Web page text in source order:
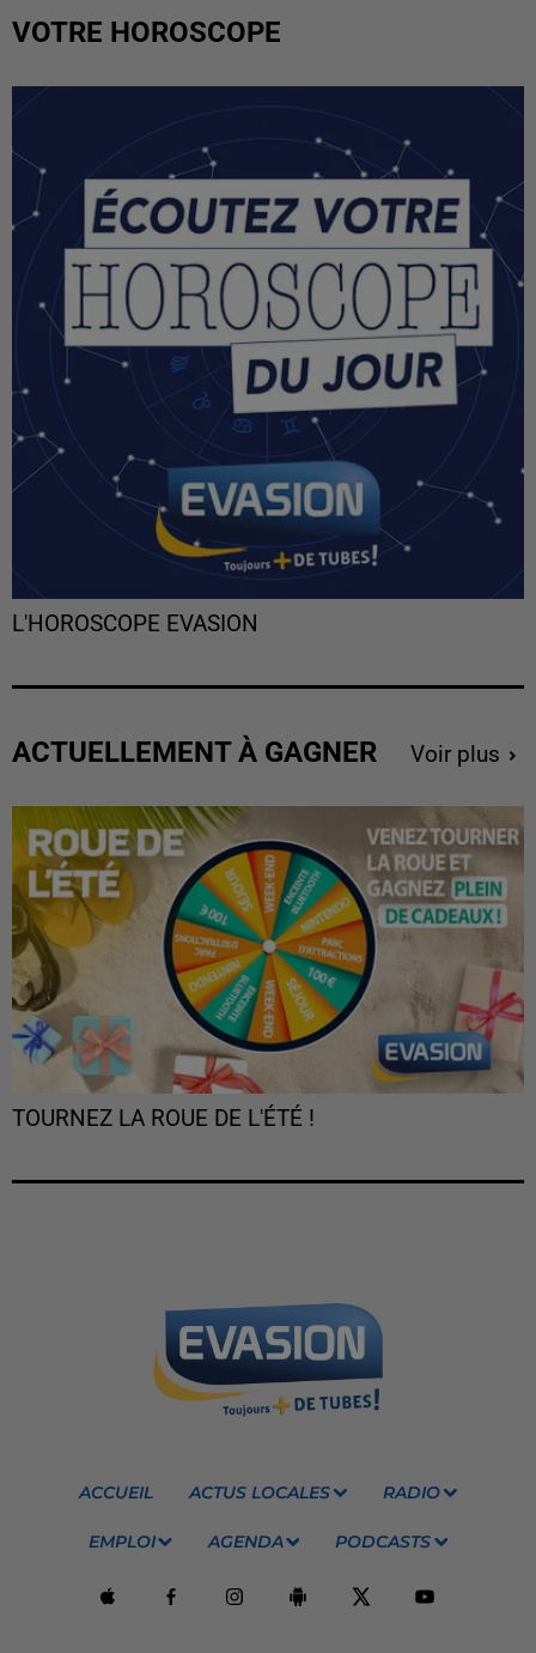
VOTRE HOROSCOPE
L'HOROSCOPE EVASION
ACTUELLEMENT À GAGNER Voir plus
TOURNEZ LA ROUE DE L'ÉTÉ !
ACCUEIL ACTUS LOCALES RADIO
EMPLOI AGENDA PODCASTS